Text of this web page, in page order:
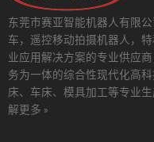
东莞市赛亚智能机器人有限
车，遥控移动拍摄机器人，
业应用解决方案的专业供应
务为一体的综合性现代化高
床、车床、模具加工等专业
解更多 »